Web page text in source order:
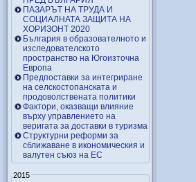
ПАЗАРЪТ НА ТРУДА И
СОЦИАЛНАТА ЗАЩИТА НА
ХОРИЗОНТ 2020
България в образователното и
изследователското
пространство на Югоизточна
Европа
Предпоставки за интегриране
на селскостопанската и
продоволствената политики
Фактори, оказващи влияние
върху управлението на
веригата за доставки в туризма
Структурни реформи за
сближаване в икономическия и
валутен съюз на ЕС
2015